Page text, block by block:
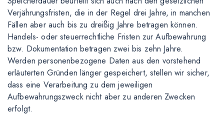
Verjährungsfristen, die in der Regel drei Jahre, in manchen
Fällen aber auch bis zu dreißig Jahre betragen können.
Handels- oder steuerrechtliche Fristen zur Aufbewahrung
bzw. Dokumentation betragen zwei bis zehn Jahre.
Werden personenbezogene Daten aus den vorstehend
erläuterten Gründen länger gespeichert, stellen wir sicher,
dass eine Verarbeitung zu dem jeweiligen
Aufbewahrungszweck nicht aber zu anderen Zwecken
erfolgt.